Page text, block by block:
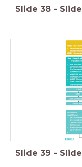
Slide 38 - Slide
Slide 39 - Slide